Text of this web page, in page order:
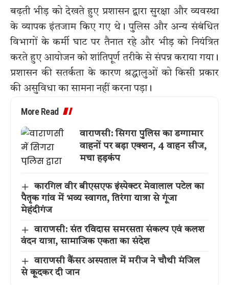
बढ़ती भीड़ को देखते हुए प्रशासन द्वारा सुरक्षा और व्यवस्था
के व्यापक इंतजाम किए गए थे। पुलिस और अन्य संबंधित
विभागों के कर्मी घाट पर तैनात रहे और भीड़ को नियंत्रित
करते हुए आयोजन को शांतिपूर्ण तरीके से संपन्न कराया गया।
प्रशासन की सतर्कता के कारण श्रद्धालुओं को किसी प्रकार
की असुविधा का सामना नहीं करना पड़ा।
More Read
वाराणसी: सिगरा पुलिस का डग्गामार
वाहनों पर बड़ा एक्शन, 4 वाहन सीज,
मचा हड़कंप
कारगिल वीर बीएसएफ इंस्पेक्टर मेवालाल पटेल का
पैतृक गांव में भव्य स्वागत, तिरंगा यात्रा से गूंजा
मेहंदीगंज
वाराणसी: संत रविदास समरसता संकल्प एवं कलश
वंदन यात्रा, सामाजिक एकता का संदेश
वाराणसी कैंसर अस्पताल में मरीज ने चौथी मंजिल
से कूदकर दी जान